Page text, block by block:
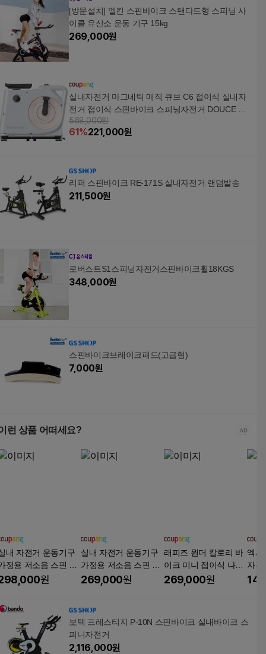
[방문설치] 멜킨 스핀바이크 스탠다드형 스피닝 사
이클 유산소 운동 기구 15kg
269,000원
실내자전거 마그네틱 매직 큐브 C6 접이식 실내자
전거 접이식 스핀바이크 스피닝자전거 DOUCE LU
NE BY WEIDU, 화이트, C-16
568,000원
61%221,000원
리퍼 스핀바이크 RE-171S 실내자전거 랜덤발송
211,500원
로버스트S1스피닝자전거스핀바이크휠18KGS
348,000원
스핀바이크브레이크패드(고급형)
7,000원
런 상품 어떠세요?
내 자전거 운동기구
정용 저소음 스핀 바
크 ZWIFT연동/조립
원
실내 자전거 운동기구
가정용 저소음 스핀 바
이크 ZWIFT연동/조립
269,000원
래피즈 원더 칼로리 바
이크 미니 접이식 나혼
자산다 나혼산 전현무
바이크
269,000원
엑사
자전
이트
보텍 프레스티지 P-10N 스핀바이크 실내바이크 스
피니자전거
2,116,000원